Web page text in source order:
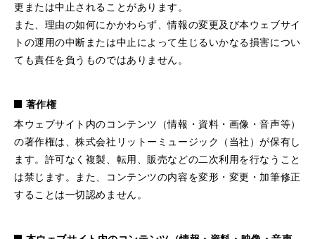
更または中止されることがあります。
また、理由の如何にかかわらず、情報の変更及び本ウェブサイ
トの運用の中断または中止によって生じるいかなる損害につい
ても責任を負うものではありません。
著作権
本ウェブサイト内のコンテンツ（情報・資料・画像・音声等）
の著作権は、株式会社リットーミュージック（当社）が保有し
ます。許可なく複製、転用、販売などの二次利用を行なうこと
は禁じます。また、コンテンツの内容を変形・変更・加筆修正
することは一切認めません。